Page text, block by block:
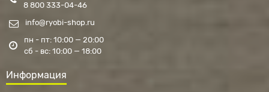
8 800 333-04-46
info@ryobi-shop.ru
пн - пт: 10:00 — 20:00
сб - вс: 10:00 — 18:00
Информация